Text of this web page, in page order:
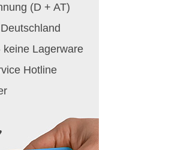
(D + AT)
keine Lagerware
Hotline